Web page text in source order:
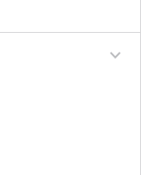
expand_more